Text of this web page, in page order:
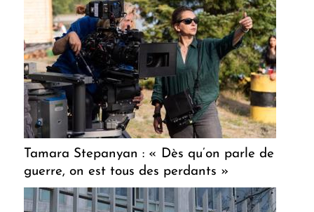
Tamara Stepanyan : « Dès qu’on parle de
guerre, on est tous des perdants »